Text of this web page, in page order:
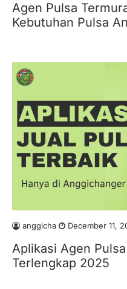
Agen Pulsa
Kebutuhan Pulsa
anggicha December 11,
Aplikasi Agen
Terlengkap 2025